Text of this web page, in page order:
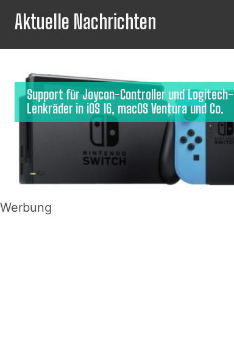
Aktuelle Nachrichten
Support für Joycon-Controller und Logitech-
Lenkräder in iOS 16, macOS Ventura und Co.
Werbung